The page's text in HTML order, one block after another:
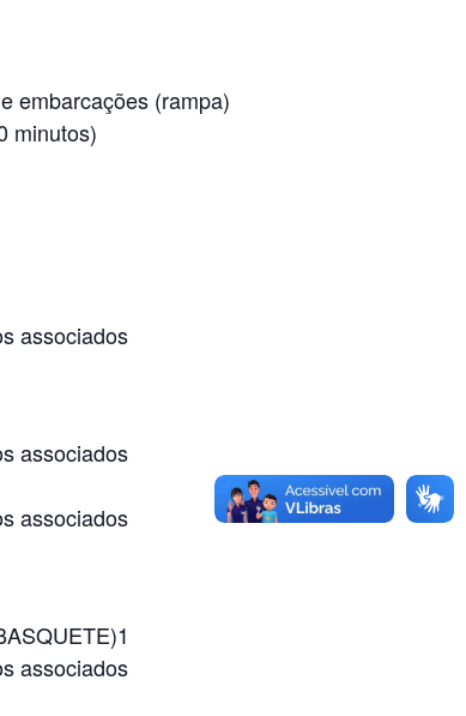
embarcações (rampa)
minutos)
associados
associados
associados
associados